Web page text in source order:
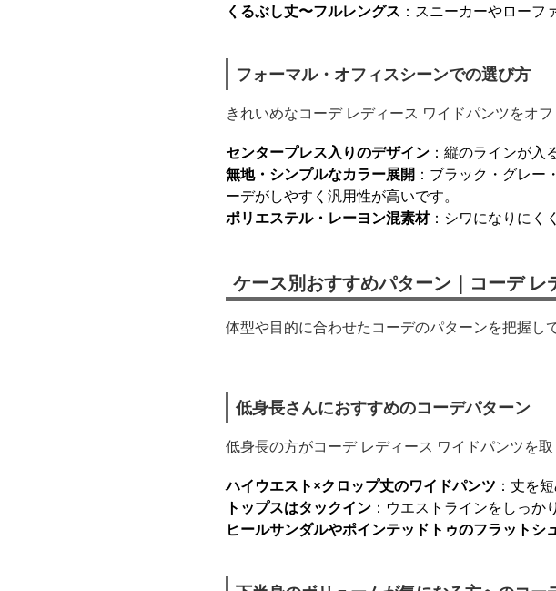
くるぶし丈〜フルレングス ：スニーカーやローフ
フォーマル・オフィスシーンでの選び方
きれいめなコーデ レディース ワイドパンツをオ
センタープレス入りのデザイン ：縦のラインが入
無地・シンプルなカラー展開 ：ブラック・グレ
ーデがしやすく汎用性が高いです。
ポリエステル・レーヨン混素材：シワになりにく
ケース別おすすめパターン｜コーデ レ
体型や目的に合わせたコーデのパターンを把握し
低身長さんにおすすめのコーデパターン
低身長の方がコーデ レディース ワイドパンツを
ハイウエスト×クロップ丈のワイドパンツ ：丈を
トップスはタックイン ：ウエストラインをしっか
ヒールサンダルやポインテッドトゥのフラットシ